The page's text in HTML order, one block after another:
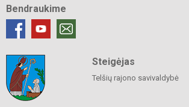
Bendraukime
Steigėjas
Telšių rajono savivaldybė